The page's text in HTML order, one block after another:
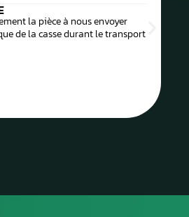
la pièce à nous envoyer
de la casse durant le transport